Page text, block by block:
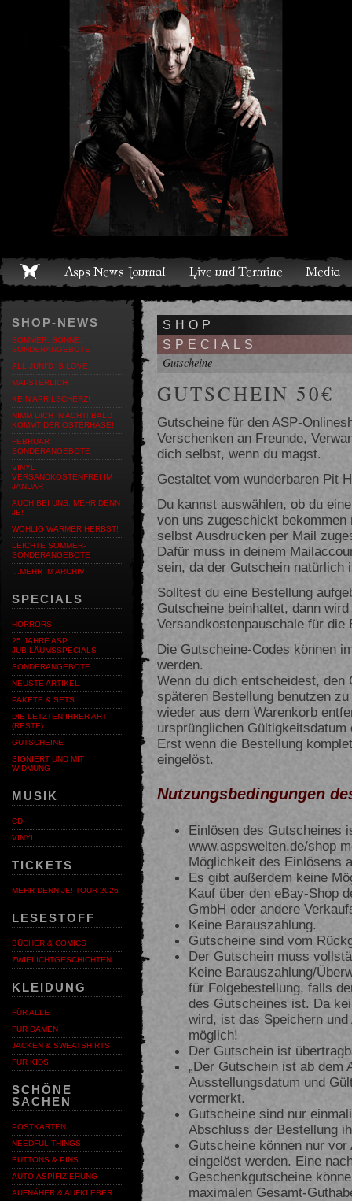
Live und Termine Media Shop Band Discografie
SHOP-NEWS
SOMMER, SONNE,
SONDERANGEBOTE
ALL JUNI'D IS LOVE
MAI-STERLICH
KEIN APRILSCHERZ!
NIMM DICH IN ACHT! BALD
KOMMT DER OSTERHASE!
FEBRUAR
SONDERANGEBOTE
VINYL
VERSANDKOSTENFREI IM
JANUAR
AUCH BEI UNS: MEHR DENN
JE!
WOHLIG WARMER HERBST!
LEICHTE SOMMER-
SONDERANGEBOTE
…MEHR IM ARCHIV
SPECIALS
HORRORS
25 JAHRE ASP.
JUBILÄUMSSPECIALS
SONDERANGEBOTE
NEUSTE ARTIKEL
PAKETE & SETS
DIE LETZTEN IHRER ART
(RESTE)
GUTSCHEINE
SIGNIERT UND MIT
WIDMUNG
MUSIK
CD
VINYL
TICKETS
MEHR DENN JE! TOUR 2026
LESESTOFF
BÜCHER & COMICS
ZWIELICHTGESCHICHTEN
KLEIDUNG
FÜR ALLE
FÜR DAMEN
JACKEN & SWEATSHIRTS
FÜR KIDS
SCHÖNE
SACHEN
POSTKARTEN
NEEDFUL THINGS
BUTTONS & PINS
AUTO-ASPIFIZIERUNG
AUFNÄHER & AUFKLEBER
SHOP
SPECIALS
Gutscheine
GUTSCHEIN 50€
Gutscheine für den ASP-
Verschenken an Freunde,
dich selbst, wenn du magst.
Gestaltet vom wunderbaren Pit
Du kannst auswählen, ob du
von uns zugeschickt
selbst Ausdrucken per Mail
Dafür muss in deinem
sein, da der Gutschein
Solltest du eine Bestellung
Gutscheine beinhaltet, dann
Versandkostenpauschale für die
Die Gutscheine-Codes können
werden.
Wenn du dich entscheidest,
späteren Bestellung benutzen
wieder aus dem Warenkorb
ursprünglichen Gültigkeitsdatum
Erst wenn die Bestellung
eingelöst.
Nutzungsbedingungen
Einlösen des Gutscheines
www.aspswelten.de/shop
Möglichkeit des Einlösens
Es gibt außerdem keine
Kauf über den eBay-Shop
GmbH oder andere
Keine Barauszahlung.
Gutscheine sind vom
Der Gutschein muss
Keine Barauszahlung/
für Folgebestellung, falls
des Gutscheines ist. Da
wird, ist das Speichern
möglich!
Der Gutschein ist
„Der Gutschein ist ab dem
Ausstellungsdatum und
vermerkt.
Gutscheine sind nur
Abschluss der Bestellung
Gutscheine können nur
eingelöst werden. Eine
Geschenkgutscheine
maximalen Gesamt-